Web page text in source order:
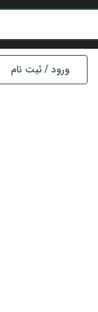
ورود / ثبت نام